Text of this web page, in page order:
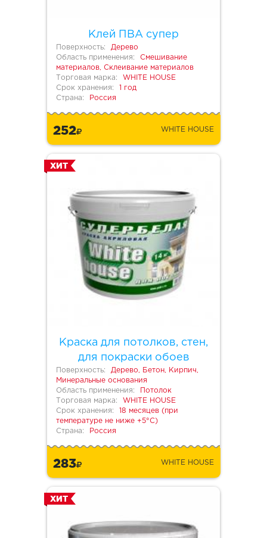
Клей ПВА супер
Поверхность:
Дерево
Область применения:
Смешивание
материалов, Склеивание материалов
Торговая марка:
WHITE HOUSE
Срок хранения:
1 год
Страна:
Россия
252 WHITE HOUSE
Краска для потолков, стен,
для покраски обоев
ХИТ
Поверхность:
Дерево, Бетон, Кирпич,
Минеральные основания
Область применения:
Потолок
Торговая марка:
WHITE HOUSE
Срок хранения:
18 месяцев (при
температуре не ниже +5°С)
Страна:
Россия
283 WHITE HOUSE
ХИТ